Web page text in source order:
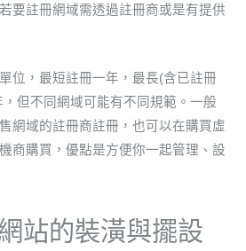
要註冊網域需透過註冊商或是有提供
位，最短註冊一年，最長(含已註冊
但不同網域可能有不同規範。一般
網域的註冊商註冊，也可以在購買虛
商購買，優點是方便你一起管理、設
站的裝潢與擺設